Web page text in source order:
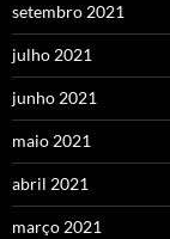
setembro 2021
julho 2021
junho 2021
maio 2021
abril 2021
março 2021